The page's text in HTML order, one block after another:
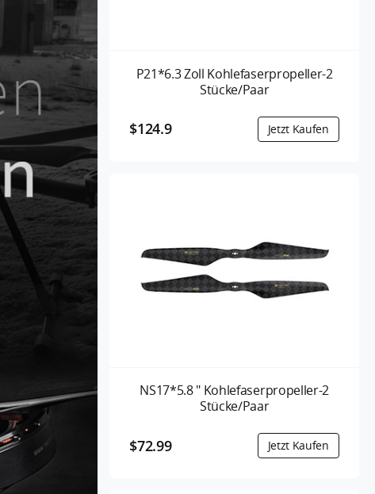
P21*6.3 Zoll Kohlefaserpropeller-2
Stücke/Paar
$124.9
NS17*5.8 " Kohlefaserpropeller-2
Stücke/Paar
$72.99